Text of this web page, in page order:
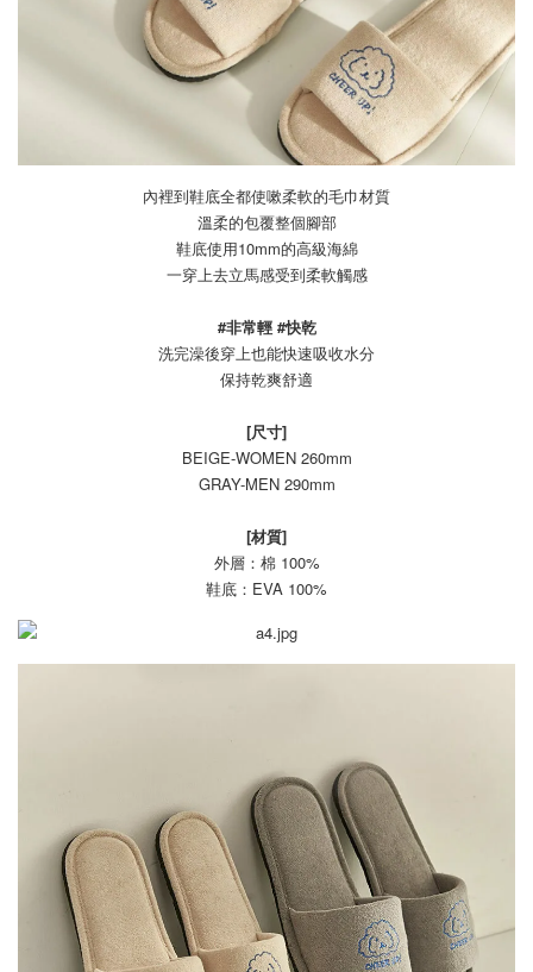
內裡到鞋底全都使嗽柔軟的毛巾材質
溫柔的包覆整個腳部
鞋底使用10mm的高級海綿
一穿上去立馬感受到柔軟觸感
#非常輕 #快乾
洗完澡後穿上也能快速吸收水分
保持乾爽舒適
[尺寸]
BEIGE-WOMEN 260mm
GRAY-MEN 290mm
[材質]
外層：棉 100%
鞋底：EVA 100%